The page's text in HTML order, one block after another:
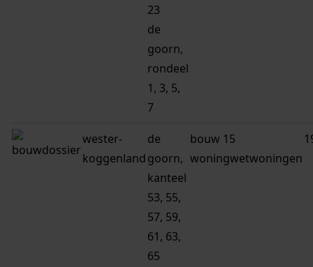
23
de
goorn,
rondeel
1, 3, 5,
7
wester-
koggenland
de
goorn,
kanteel
53, 55,
57, 59,
61, 63,
65
bouw 15
woningwetwoningen